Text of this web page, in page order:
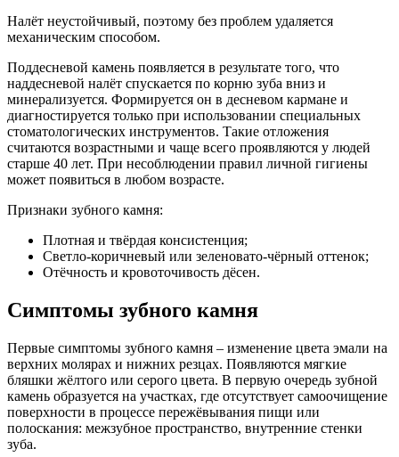
Налёт неустойчивый, поэтому без проблем удаляется
механическим способом.
Поддесневой камень появляется в результате того, что
наддесневой налёт спускается по корню зуба вниз и
минерализуется. Формируется он в десневом кармане и
диагностируется только при использовании специальных
стоматологических инструментов. Такие отложения
считаются возрастными и чаще всего проявляются у людей
старше 40 лет. При несоблюдении правил личной гигиены
может появиться в любом возрасте.
Признаки зубного камня:
Плотная и твёрдая консистенция;
Светло-коричневый или зеленовато-чёрный оттенок;
Отёчность и кровоточивость дёсен.
Симптомы зубного камня
Первые симптомы зубного камня – изменение цвета эмали на
верхних молярах и нижних резцах. Появляются мягкие
бляшки жёлтого или серого цвета. В первую очередь зубной
камень образуется на участках, где отсутствует самоочищение
поверхности в процессе пережёвывания пищи или
полоскания: межзубное пространство, внутренние стенки
зуба.